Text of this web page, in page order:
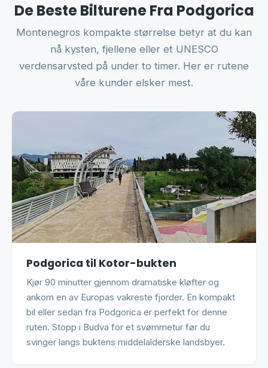
De Beste Bilturene Fra Podgorica
Montenegros kompakte størrelse betyr at du kan
nå kysten, fjellene eller et UNESCO
verdensarvsted på under to timer. Her er rutene
våre kunder elsker mest.
Podgorica til Kotor-bukten
Kjør 90 minutter gjennom dramatiske kløfter og
ankom en av Europas vakreste fjorder. En kompakt
bil eller sedan fra Podgorica er perfekt for denne
ruten. Stopp i Budva for et svømmetur før du
svinger langs buktens middelalderske landsbyer.